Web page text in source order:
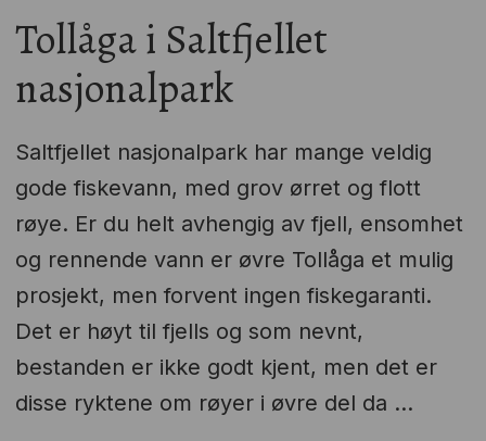
Tollåga i Saltfjellet
nasjonalpark
Saltfjellet nasjonalpark har mange veldig
gode fiskevann, med grov ørret og flott
røye. Er du helt avhengig av fjell, ensomhet
og rennende vann er øvre Tollåga et mulig
prosjekt, men forvent ingen fiskegaranti.
Det er høyt til fjells og som nevnt,
bestanden er ikke godt kjent, men det er
disse ryktene om røyer i øvre del da ...